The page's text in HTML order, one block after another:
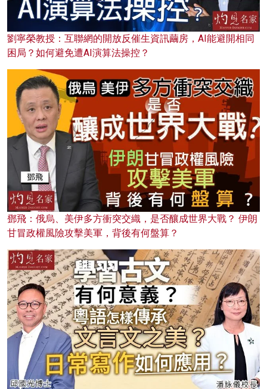
劉寧榮教授：互聯網的開放反催生資訊繭房，AI能避開相同
困局？如何避免遭AI演算法操控？
鄧飛：俄烏、美伊多方衝突交織，是否釀成世界大戰？ 伊朗
甘冒政權風險攻擊美軍，背後有何盤算？